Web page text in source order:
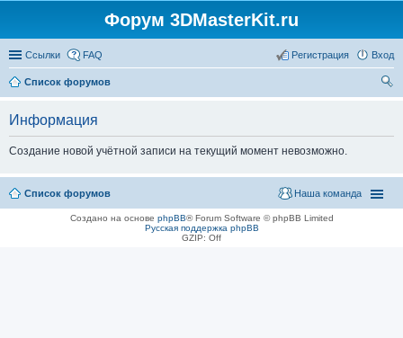
Форум 3DMasterKit.ru
Ссылки FAQ Вход
Регистрация
Список форумов
Информация
Создание новой учётной записи на текущий момент невозможно.
Список форумов Наша команда
Создано на основе phpBB® Forum Software © phpBB Limited
Русская поддержка phpBB
GZIP: Off